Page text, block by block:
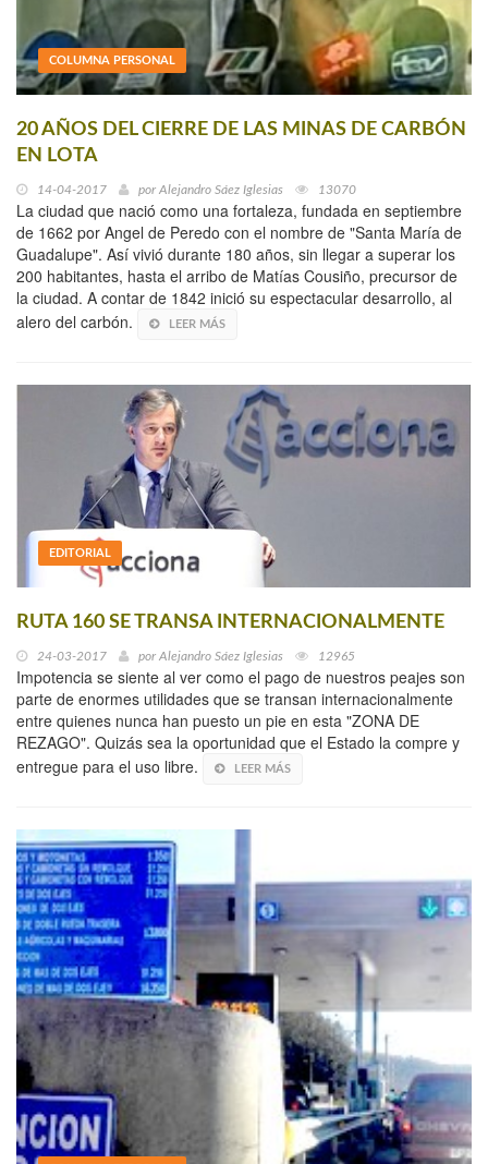
COLUMNA PERSONAL
20 AÑOS DEL CIERRE DE LAS MINAS DE CARBÓN
EN LOTA
14-04-2017 por Alejandro Sáez Iglesias 13070
La ciudad que nació como una fortaleza, fundada en septiembre
de 1662 por Angel de Peredo con el nombre de "Santa María de
Guadalupe". Así vivió durante 180 años, sin llegar a superar los
200 habitantes, hasta el arribo de Matías Cousiño, precursor de
la ciudad. A contar de 1842 inició su espectacular desarrollo, al
alero del carbón.
LEER MÁS
EDITORIAL
RUTA 160 SE TRANSA INTERNACIONALMENTE
24-03-2017 por Alejandro Sáez Iglesias 12965
Impotencia se siente al ver como el pago de nuestros peajes son
parte de enormes utilidades que se transan internacionalmente
entre quienes nunca han puesto un pie en esta "ZONA DE
REZAGO". Quizás sea la oportunidad que el Estado la compre y
entregue para el uso libre.
LEER MÁS